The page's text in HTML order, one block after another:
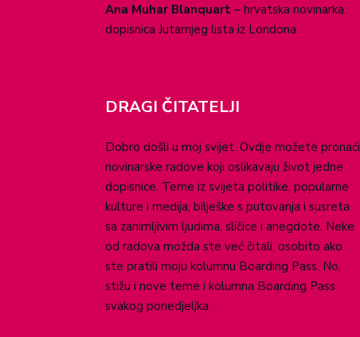
Ana Muhar Blanquart – hrvatska novinarka,
dopisnica Jutarnjeg lista iz Londona
DRAGI ČITATELJI
Dobro došli u moj svijet. Ovdje možete pronaći
novinarske radove koji oslikavaju život jedne
dopisnice. Teme iz svijeta politike, popularne
kulture i medija, bilješke s putovanja i susreta
sa zanimljivim ljudima, sličice i anegdote. Neke
od radova možda ste već čitali, osobito ako
ste pratili moju kolumnu Boarding Pass. No,
stižu i nove teme i kolumna Boarding Pass
svakog ponedjeljka.